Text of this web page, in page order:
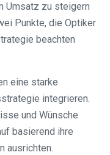
Umsatz zu steigern
Punkte, die Optiker
beachten
eine starke
integrieren.
und Wünsche
basierend ihre
ausrichten.